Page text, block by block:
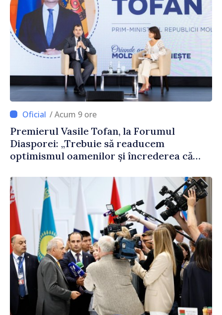
/ Acum 9 ore
Premierul Vasile Tofan, la Forumul
Diasporei: „Trebuie să readucem
optimismul oamenilor și încrederea că
corectă”